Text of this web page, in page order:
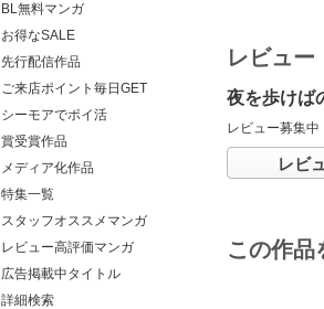
BL無料マンガ
お得なSALE
先行配信作品
ご来店ポイント毎日GET
シーモアでポイ活
賞受賞作品
メディア化作品
特集一覧
スタッフオススメマンガ
レビュー高評価マンガ
広告掲載中タイトル
詳細検索
レビュー
夜を歩けば
レビュー募集中
レビ
この作品